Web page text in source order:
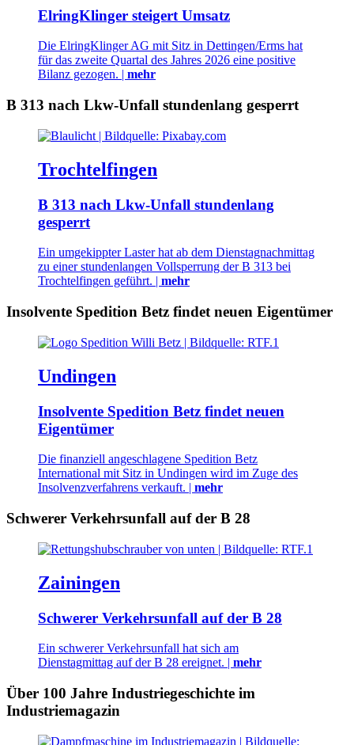
ElringKlinger steigert Umsatz
Die ElringKlinger AG mit Sitz in Dettingen/Erms hat
für das zweite Quartal des Jahres 2026 eine positive
Bilanz gezogen. | mehr
B 313 nach Lkw-Unfall stundenlang gesperrt
Trochtelfingen
B 313 nach Lkw-Unfall stundenlang
gesperrt
Ein umgekippter Laster hat ab dem Dienstagnachmittag
zu einer stundenlangen Vollsperrung der B 313 bei
Trochtelfingen geführt. | mehr
Insolvente Spedition Betz findet neuen Eigentümer
Undingen
Insolvente Spedition Betz findet neuen
Eigentümer
Die finanziell angeschlagene Spedition Betz
International mit Sitz in Undingen wird im Zuge des
Insolvenzverfahrens verkauft. | mehr
Schwerer Verkehrsunfall auf der B 28
Zainingen
Schwerer Verkehrsunfall auf der B 28
Ein schwerer Verkehrsunfall hat sich am
Dienstagmittag auf der B 28 ereignet. | mehr
Über 100 Jahre Industriegeschichte im
Industriemagazin